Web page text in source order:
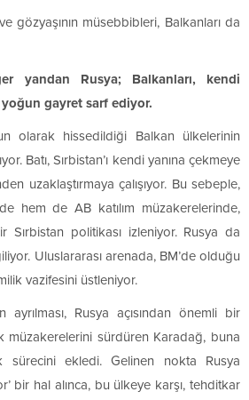
gözyaşının müsebbibleri, Balkanları da
yandan Rusya; Balkanları, kendi
gayret sarf ediyor.
olarak hissedildiği Balkan ülkelerinin
Batı, Sırbistan’ı kendi yanına çekmeye
uzaklaştırmaya çalışıyor. Bu sebeple,
hem de AB katılım müzakerelerinde,
Sırbistan politikası izleniyor. Rusya da
Uluslararası arenada, BM’de olduğu
vazifesini üstleniyor.
ayrılması, Rusya açısından önemli bir
müzakerelerini sürdüren Karadağ, buna
sürecini ekledi. Gelinen nokta Rusya
bir hal alınca, bu ülkeye karşı, tehditkar